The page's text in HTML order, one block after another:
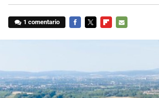
1 comentario